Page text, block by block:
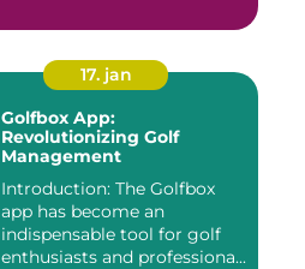
17. jan
Golfbox App:
Revolutionizing Golf
Management
Introduction: The Golfbox
app has become an
indispensable tool for golf
enthusiasts and professiona...